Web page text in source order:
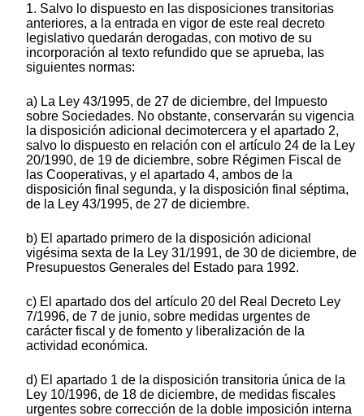
1. Salvo lo dispuesto en las disposiciones transitorias
anteriores, a la entrada en vigor de este real decreto
legislativo quedarán derogadas, con motivo de su
incorporación al texto refundido que se aprueba, las
siguientes normas:
a) La Ley 43/1995, de 27 de diciembre, del Impuesto
sobre Sociedades. No obstante, conservarán su vigencia
la disposición adicional decimotercera y el apartado 2,
salvo lo dispuesto en relación con el artículo 24 de la Ley
20/1990, de 19 de diciembre, sobre Régimen Fiscal de
las Cooperativas, y el apartado 4, ambos de la
disposición final segunda, y la disposición final séptima,
de la Ley 43/1995, de 27 de diciembre.
b) El apartado primero de la disposición adicional
vigésima sexta de la Ley 31/1991, de 30 de diciembre, de
Presupuestos Generales del Estado para 1992.
c) El apartado dos del artículo 20 del Real Decreto Ley
7/1996, de 7 de junio, sobre medidas urgentes de
carácter fiscal y de fomento y liberalización de la
actividad económica.
d) El apartado 1 de la disposición transitoria única de la
Ley 10/1996, de 18 de diciembre, de medidas fiscales
urgentes sobre corrección de la doble imposición interna